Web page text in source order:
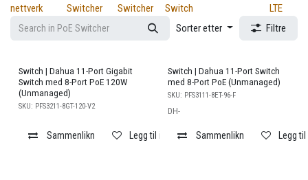
nettverk
Switcher
Switcher
Switch
LTE
Sorter etter
Filtre
Switch | Dahua 11-Port Gigabit
Switch med 8-Port PoE 120W
(Unmanaged)
SKU: PFS3211-8GT-120-V2
Sammenlikn Legg til i ønskeliste
Switch | Dahua 11-Port Switch
med 8-Port PoE (Unmanaged)
SKU: PFS3111-8ET-96-F
DH-
Sammenlikn Legg